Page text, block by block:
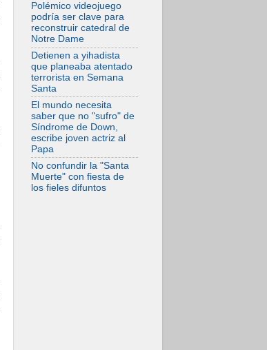
07.08.2026
Bokalic: "En
Argentina el Papa
León señalará el
compromiso del
cristiano"
Polémico videojuego
podría ser clave para
reconstruir catedral de
Notre Dame
Detienen a yihadista
que planeaba atentado
terrorista en Semana
Santa
El mundo necesita
saber que no "sufro" de
Síndrome de Down,
escribe joven actriz al
Papa
No confundir la "Santa
Muerte" con fiesta de
los fieles difuntos